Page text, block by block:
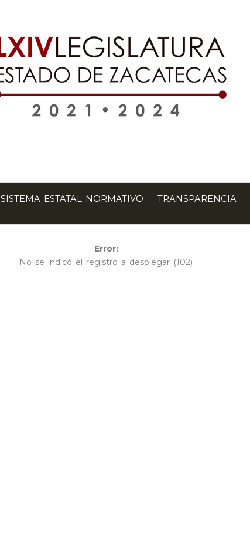
SISTEMA ESTATAL NORMATIVO TRANSPARENCIA
Error:
No se indicó el registro a desplegar (102)